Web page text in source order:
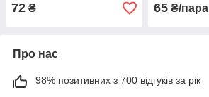
72 ₴ 65₴/пара
Про нас
98% позитивних з 700 відгуків за рік